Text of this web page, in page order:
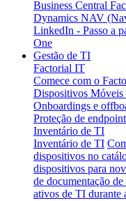
Business Central
Dynamics NAV
LinkedIn - Passo a
One
Gestão de TI
Factorial IT
Comece com o
Dispositivos
Onboardings e
Proteção de endpoint
Inventário de TI
Inventário de TI
dispositivos no
dispositivos para
de documentação
ativos de TI durante